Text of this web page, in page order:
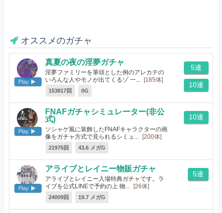
オススメのガチャ
Play
真夏の夜の淫夢ガチャ
淫夢ファミリーを筆頭とした例のアレカテの
いろんな人やモノが出てくるゾ 一...
[185体]
153817回 0G
5連
10連
Play
FNAFガチャシミュレーター(非公
式)
ソシャゲ風に装飾したFNAFキャラクターの画
像をガチャ方式で見られるシミュ...
[200体]
21975回 43.6 メガG
10連
Play
アライブとレイニー物販ガチャ
アライブとレイニー入場特典ガチャです。ラ
イブを公式LINEで予約の上 物...
[26体]
24009回 19.7 メガG
5連